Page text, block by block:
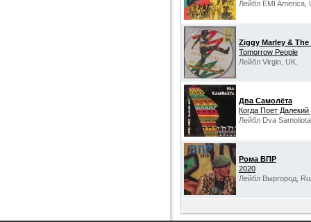
Лейбл EMI America,
Ziggy Marley & The
Tomorrow People
Лейбл Virgin, UK.
Два Самолёта
Когда Поет Далекий
Лейбл Dva
Рома ВПР
2020
Лейбл Выргород,